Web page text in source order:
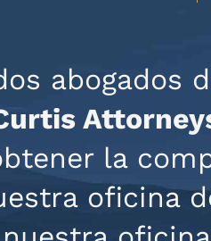
abogados
la
oficina